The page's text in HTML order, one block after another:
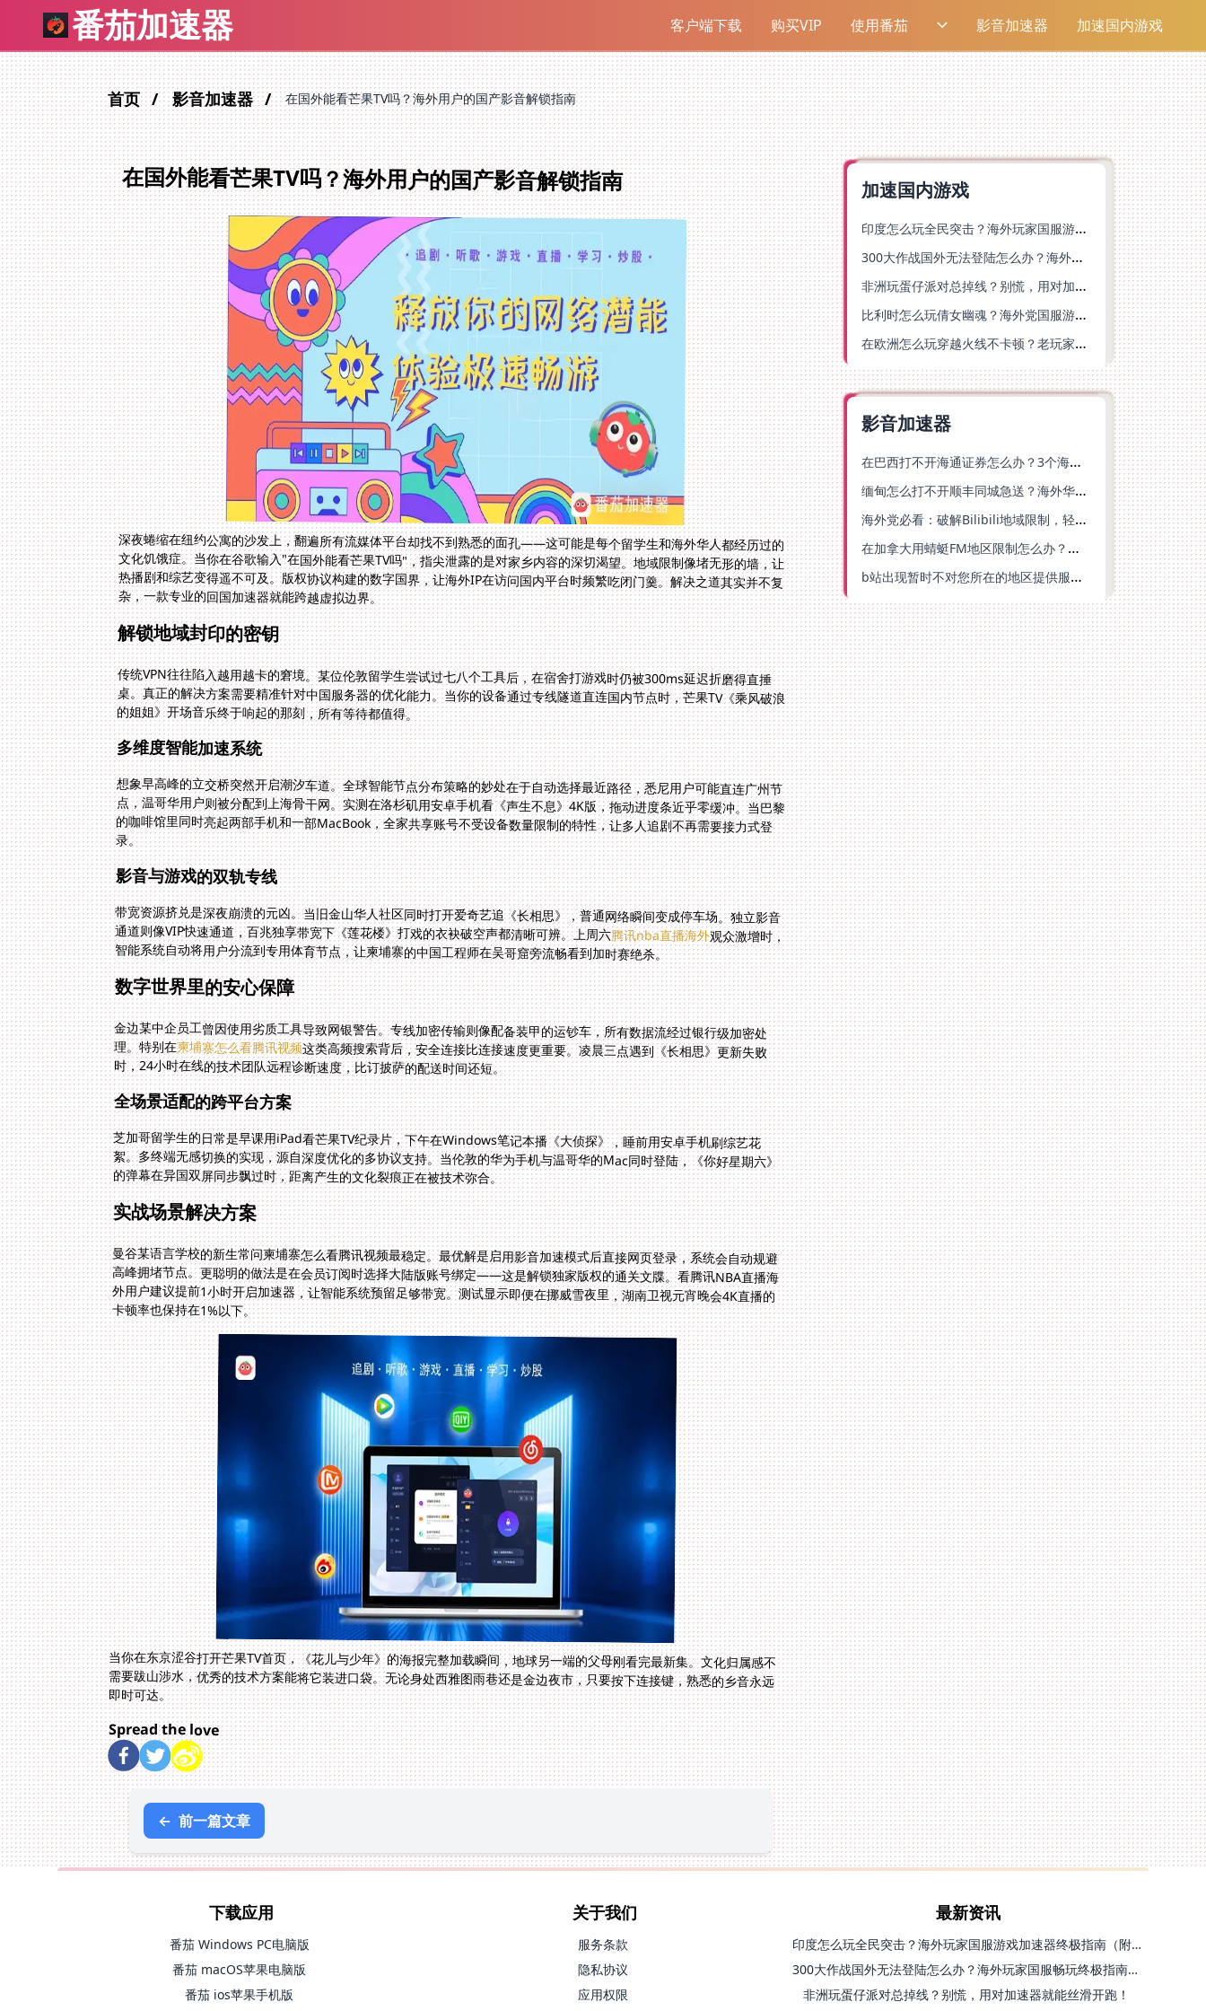
番茄加速器 客户端下载 购买VIP 使用番茄 影音加速器 加速国内游戏
首页 影音加速器 在国外能看芒果TV吗？海外用户的国产影音解锁指南
在国外能看芒果TV吗？海外用户的国产影音解锁指南
深夜蜷缩在纽约公寓的沙发上，翻遍所有流媒体平台却找不到熟悉的面孔——这可能是每个留学生和海外华人都经历过的
文化饥饿症。当你在谷歌输入"在国外能看芒果TV吗"，指尖泄露的是对家乡内容的深切渴望。地域限制像堵无形的墙，让
热播剧和综艺变得遥不可及。版权协议构建的数字国界，让海外IP在访问国内平台时频繁吃闭门羹。解决之道其实并不复
杂，一款专业的回国加速器就能跨越虚拟边界。
解锁地域封印的密钥
传统VPN往往陷入越用越卡的窘境。某位伦敦留学生尝试过七八个工具后，在宿舍打游戏时仍被300ms延迟折磨得直捶
桌。真正的解决方案需要精准针对中国服务器的优化能力。当你的设备通过专线隧道直连国内节点时，芒果TV《乘风破浪
的姐姐》开场音乐终于响起的那刻，所有等待都值得。
多维度智能加速系统
想象早高峰的立交桥突然开启潮汐车道。全球智能节点分布策略的妙处在于自动选择最近路径，悉尼用户可能直连广州节
点，温哥华用户则被分配到上海骨干网。实测在洛杉矶用安卓手机看《声生不息》4K版，拖动进度条近乎零缓冲。当巴黎
的咖啡馆里同时亮起两部手机和一部MacBook，全家共享账号不受设备数量限制的特性，让多人追剧不再需要接力式登
录。
影音与游戏的双轨专线
带宽资源挤兑是深夜崩溃的元凶。当旧金山华人社区同时打开爱奇艺追《长相思》，普通网络瞬间变成停车场。独立影音
通道则像VIP快速通道，百兆独享带宽下《莲花楼》打戏的衣袂破空声都清晰可辨。上周六腾讯nba直播海外观众激增时，
智能系统自动将用户分流到专用体育节点，让柬埔寨的中国工程师在吴哥窟旁流畅看到加时赛绝杀。
数字世界里的安心保障
金边某中企员工曾因使用劣质工具导致网银警告。专线加密传输则像配备装甲的运钞车，所有数据流经过银行级加密处
理。特别在柬埔寨怎么看腾讯视频这类高频搜索背后，安全连接比连接速度更重要。凌晨三点遇到《长相思》更新失败
时，24小时在线的技术团队远程诊断速度，比订披萨的配送时间还短。
全场景适配的跨平台方案
芝加哥留学生的日常是早课用iPad看芒果TV纪录片，下午在Windows笔记本播《大侦探》，睡前用安卓手机刷综艺花
絮。多终端无感切换的实现，源自深度优化的多协议支持。当伦敦的华为手机与温哥华的Mac同时登陆，《你好星期六》
的弹幕在异国双屏同步飘过时，距离产生的文化裂痕正在被技术弥合。
实战场景解决方案
曼谷某语言学校的新生常问柬埔寨怎么看腾讯视频最稳定。最优解是启用影音加速模式后直接网页登录，系统会自动规避
高峰拥堵节点。更聪明的做法是在会员订阅时选择大陆版账号绑定——这是解锁独家版权的通关文牒。看腾讯NBA直播海
外用户建议提前1小时开启加速器，让智能系统预留足够带宽。测试显示即便在挪威雪夜里，湖南卫视元宵晚会4K直播的
卡顿率也保持在1%以下。
当你在东京涩谷打开芒果TV首页，《花儿与少年》的海报完整加载瞬间，地球另一端的父母刚看完最新集。文化归属感不
需要跋山涉水，优秀的技术方案能将它装进口袋。无论身处西雅图雨巷还是金边夜市，只要按下连接键，熟悉的乡音永远
即时可达。
Spread the love
← 前一篇文章
加速国内游戏
印度怎么玩全民突击？海外玩家国服游戏加速器终极指南（附原神延迟优化+精灵之境加速器选择）
300大作战国外无法登陆怎么办？海外玩家国服畅玩终极指南（附实测推荐）
非洲玩蛋仔派对总掉线？别慌，用对加速器就能丝滑开跑！
比利时怎么玩倩女幽魂？海外党国服游戏加速避坑指南（附实测推荐）
在欧洲怎么玩穿越火线不卡顿？老玩家亲测有效的加速器选择指南
影音加速器
在巴西打不开海通证券怎么办？3个海外生活痛点的统一解决方案
缅甸怎么打不开顺丰同城急送？海外华人必备的回国加速指南（附B站会员游戏解决方案）
海外党必看：破解Bilibili地域限制，轻松追剧听歌还能流畅理财的实用指南
在加拿大用蜻蜓FM地区限制怎么办？海外党亲测有效的回国加速方案
b站出现暂时不对您所在的地区提供服务怎么回事？海外党亲测有效的回国加速方案
下载应用
番茄 Windows PC电脑版
番茄 macOS苹果电脑版
番茄 ios苹果手机版
关于我们
服务条款
隐私协议
应用权限
最新资讯
印度怎么玩全民突击？海外玩家国服游戏加速器终极指南（附原神延迟优化+精灵之境加速器选择）
300大作战国外无法登陆怎么办？海外玩家国服畅玩终极指南（附实测推荐）
非洲玩蛋仔派对总掉线？别慌，用对加速器就能丝滑开跑！